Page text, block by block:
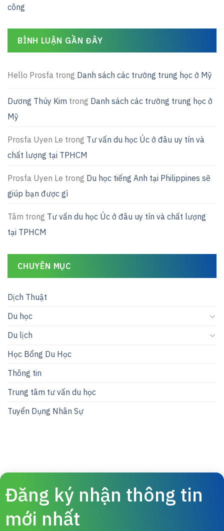
công
BÌNH LUẬN GẦN ĐÂY
Hello Prosfa trong Danh sách các trường trung học ở Mỹ
Dương Thúy Kim trong Danh sách các trường trung học ở
Mỹ
Prosfa Uyen Le trong Tư vấn du học Úc ở đâu uy tín và
chất lượng tại TPHCM
Prosfa Uyen Le trong Du học tiếng Anh tại Philippines sẽ
giúp bạn được gì
Tâm trong Tư vấn du học Úc ở đâu uy tín và chất lượng
tại TPHCM
CHUYÊN MỤC
Dịch Thuật
Du học
Du lịch
Học Bổng Du Học
Thông tin
Trung tâm tư vấn du học
Tuyển Dụng Nhân Sự
Đăng ký nhận thông tin
mới nhất